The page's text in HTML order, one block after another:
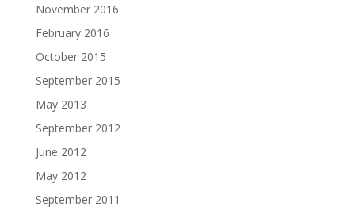
November 2016
February 2016
October 2015
September 2015
May 2013
September 2012
June 2012
May 2012
September 2011